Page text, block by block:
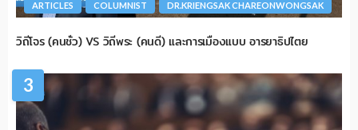
ARTICLES COLUMNIST DR.KRIENGSAK CHAREONWONGSAK
วิถีโจร (คนชั่ว) VS วิถีพระ (คนดี) และการเมืองแบบ อารยาธิปไตย
3